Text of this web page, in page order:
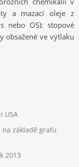
a mazací oleje z
nebo OS): stopové
obsažené ve výtlaku
USA
základě grafu
2013